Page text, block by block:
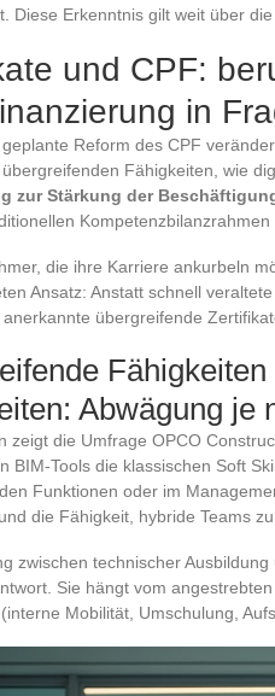
Diese Erkenntnis gilt weit über
und CPF:
in
Reform des CPF
Fähigkeiten, wie
zur Stärkung der
Kompetenzbilanzrahmen
die ihre Karriere ankurbeln
Ansatz: Anstatt schnell
übergreifende
Abwägung je
zeigt die Umfrage OPCO
BIM-Tools die klassischen Soft
Funktionen oder im
die Fähigkeit, hybride Teams
zwischen technischer
Sie hängt vom
Mobilität, Umschulung,